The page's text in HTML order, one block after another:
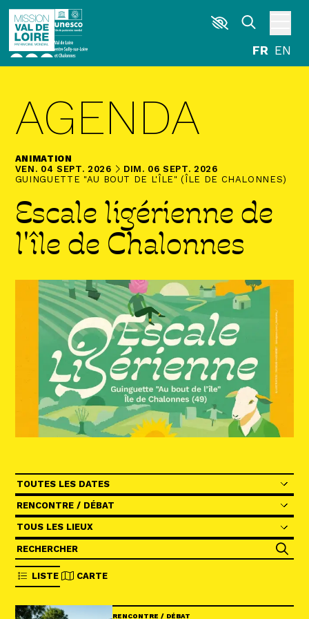
Aller au contenu principal
AGENDA
ANIMATION
DU
VENDREDI
VEN. 04 SEPTEMBRE
SEPT. 2026 AU
DIMANCHE
DIM. 06 SEPTEMBRE
SEPT. 2026
GUINGUETTE "AU BOUT DE L'ÎLE" (ÎLE DE CHALONNES)
Escale ligérienne de
l'île de Chalonnes
Les périodes
Catégories
Lieu (field_evt_location)
Grouper le filtre des champs
LISTE CARTE
RENCONTRE / DÉBAT
DÉCOUVRIR
EXPLORER
HABITER
AGENDA
ACTUALITÉS
RESSOURCES
ICONOTHÈQUE
LA MISSION VAL DE LOIRE
G La Garzette
Le journal le plus lu les pieds dans l'eau.
Abonnez-vous !
La Newsletter
Les dernières nouvelles du Val de Loire
patrimoine mondial délivrées directement
dans votre boîte mail.